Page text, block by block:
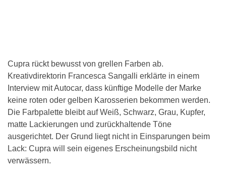
Cupra rückt bewusst von grellen Farben ab.
Kreativdirektorin Francesca Sangalli erklärte in einem
Interview mit Autocar, dass künftige Modelle der Marke
keine roten oder gelben Karosserien bekommen werden.
Die Farbpalette bleibt auf Weiß, Schwarz, Grau, Kupfer,
matte Lackierungen und zurückhaltende Töne
ausgerichtet. Der Grund liegt nicht in Einsparungen beim
Lack: Cupra will sein eigenes Erscheinungsbild nicht
verwässern.